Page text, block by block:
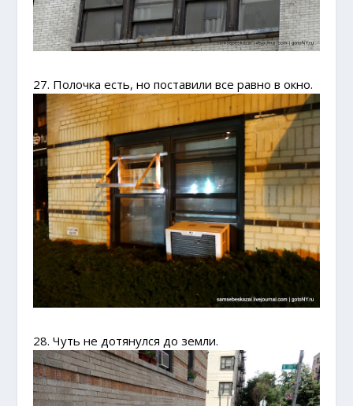
27. Полочка есть, но поставили все равно в окно.
28. Чуть не дотянулся до земли.